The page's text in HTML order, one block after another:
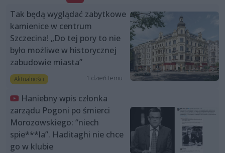
Tak będą wyglądać zabytkowe
kamienice w centrum
Szczecina! „Do tej pory to nie
było możliwe w historycznej
zabudowie miasta”
Aktualności 1 dzień temu
Haniebny wpis członka
zarządu Pogoni po śmierci
Morozowskiego: “niech
spie***la”. Haditaghi nie chce
go w klubie